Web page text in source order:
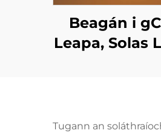
Beagán i
Leapa, Solas
LED Corp
Tugann an